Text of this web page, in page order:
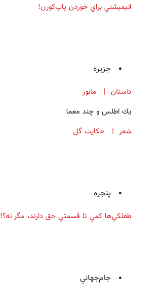
انيميشني براي خوردن پاپ‌كورن!
جزيره
داستان | مانور
يك اطلس و چند معما
شعر | حكايت گل
پنجره
طفلكي‌ها كمي تا قسمتي حق دارند، مگر نه؟!
جام‌جهاني